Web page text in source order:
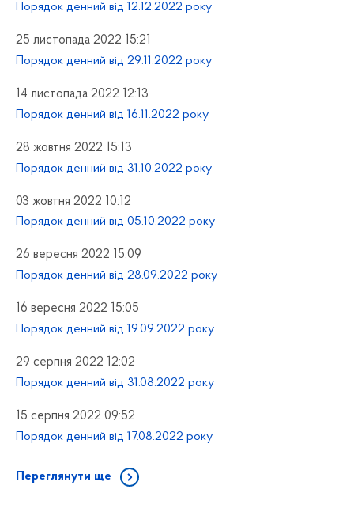
Порядок денний від 12.12.2022 року
25 листопада 2022 15:21
Порядок денний від 29.11.2022 року
14 листопада 2022 12:13
Порядок денний від 16.11.2022 року
28 жовтня 2022 15:13
Порядок денний від 31.10.2022 року
03 жовтня 2022 10:12
Порядок денний від 05.10.2022 року
26 вересня 2022 15:09
Порядок денний від 28.09.2022 року
16 вересня 2022 15:05
Порядок денний від 19.09.2022 року
29 серпня 2022 12:02
Порядок денний від 31.08.2022 року
15 серпня 2022 09:52
Порядок денний від 17.08.2022 року
Переглянути ще